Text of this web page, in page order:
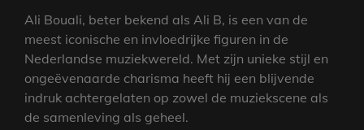
Ali Bouali, beter bekend als Ali B, is een van de
meest iconische en invloedrijke figuren in de
Nederlandse muziekwereld. Met zijn unieke stijl en
ongeëvenaarde charisma heeft hij een blijvende
indruk achtergelaten op zowel de muziekscene als
de samenleving als geheel.